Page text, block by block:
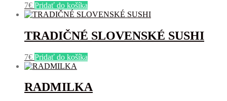
7€ Pridať do košíka
TRADIČNÉ SLOVENSKÉ SUSHI
7€ Pridať do košíka
RADMILKA